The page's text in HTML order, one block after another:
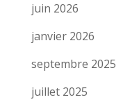
juin 2026
janvier 2026
septembre 2025
juillet 2025